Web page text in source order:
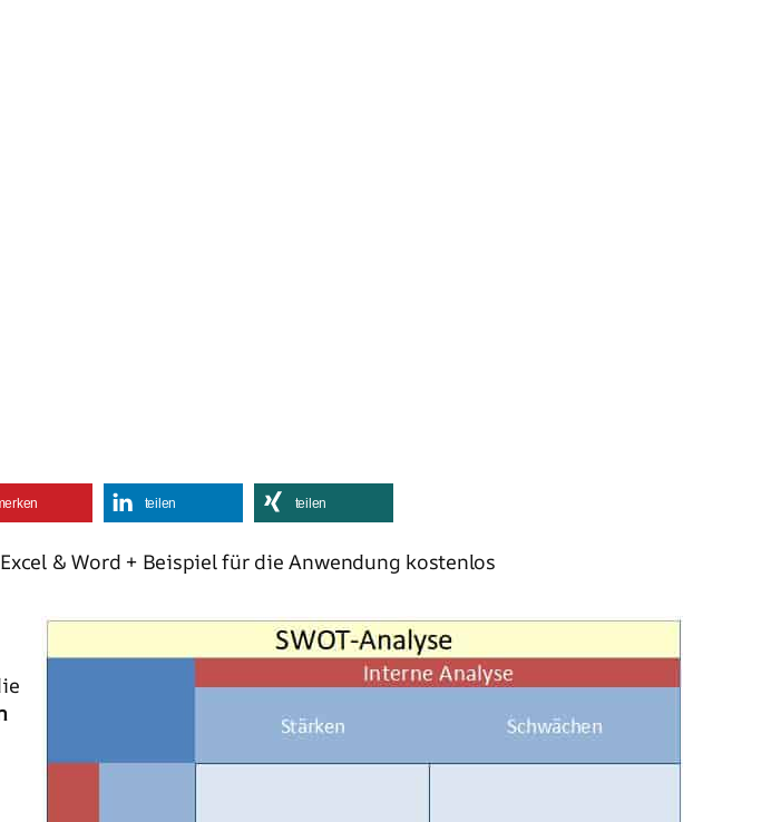
teilen teilen
& Word + Beispiel für die Anwendung kostenlos